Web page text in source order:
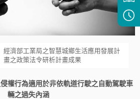
經濟部工業局之智慧城鄉生活應用發展計
畫之政策法令研析計畫成果
權行為適用於非依軌道行駛之自動駕駛車
輛之過失內涵